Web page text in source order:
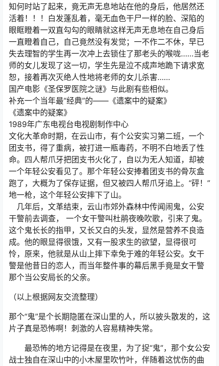
知何时站了起来，竟无声无息地站在他的身后，他居然还
活着！！！白发蓬乱着，毫无血色干尸一样的脸、深陷的
眼眶瞪着一双直勾勾的眼睛就这样无声无息地在自己身后
一直瞪着自己，自己竟然没有发觉；一不作二不休，早已
失去理智的学生再一次冲上去锁住了那老头的喉咙……当老
师的女儿发现了这一切，学生先是泣不成声地跪下请求宽
恕，接着再次灭绝人性地将老师的女儿杀害……
国产电影《圣保罗医院之谜》与此剧有些相似。
补充一个当年最“经典”的——《遗案中的疑案》
《遗案中的疑案》
1989年广东电视台电视剧制作中心
文化大革命时期，在云山市，有个公安实习第二班，一个
团支书，得了重病，被打进一瓶毒药，不明不白地丢了性
命。四人帮爪牙把团支书火化了，自以为无人知道，却被
一个年轻公安看见了。那个年轻公安捧着团支书的骨灰盒
跑了，大概为了保存证据，但又被四人帮爪牙追上。“砰！”
地一枪，这个年轻公安摔下了山。
几年后，文革结束，云山市郊外森林中传闻闹鬼，公安
干警前去调查， 一个女干警叫杜鹃夜晚吹歌，引来了鬼。
这个鬼长长的指甲，又长又白的头发，显然是营养不良造
成。他的眼显得很饿，又有一股求生的欲望，显得很可
怜，原来，他就是从山上摔下幸免于难的年轻公安。女干
警是他昔日的恋人，而当年整件事的幕后黑手竟是女干警
那个当公安局长的父亲。
（以上根据网友交流整理）
那个“鬼”是个长期隐匿在深山里的人，所以披头散发的，这
片子真是恐怖啊！刺激的人容易精神失常。
最恐怖的地方记得是在夜里，为了捉“鬼”，那个女公安
战士独自在深山中的小木屋里吹竹叶，伴随着这忧伤的曲